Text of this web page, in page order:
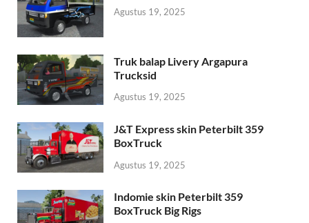
Agustus 19, 2025
Truk balap Livery Argapura
Trucksid
Agustus 19, 2025
J&T Express skin Peterbilt 359
BoxTruck
Agustus 19, 2025
Indomie skin Peterbilt 359
BoxTruck Big Rigs